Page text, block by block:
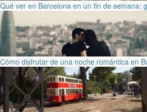
Qué ver en Barcelona en un fin de semana:
Cómo disfrutar de una noche romántica en